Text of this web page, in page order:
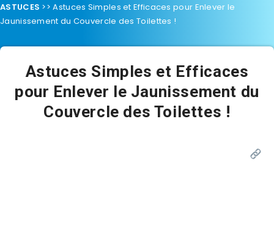
ASTUCES >>Astuces Simples et Efficaces pour Enlever le
Jaunissement du Couvercle des Toilettes !
Astuces Simples et Efficaces
pour Enlever le Jaunissement du
Couvercle des Toilettes !